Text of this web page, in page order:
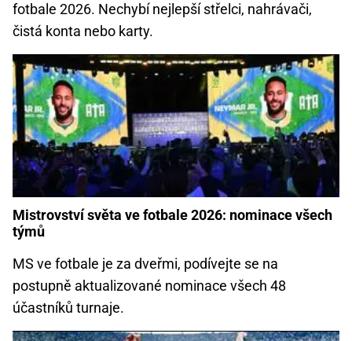
fotbale 2026. Nechybí nejlepší střelci, nahrávači,
čistá konta nebo karty.
Mistrovství světa ve fotbale 2026: nominace všech
týmů
MS ve fotbale je za dveřmi, podívejte se na
postupně aktualizované nominace všech 48
účastníků turnaje.